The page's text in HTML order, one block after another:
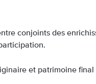
conjoints des
et patrimoine